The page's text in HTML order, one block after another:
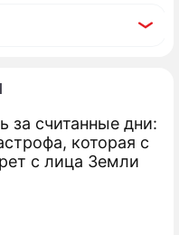
за считанные дни:
которая с
с лица Земли